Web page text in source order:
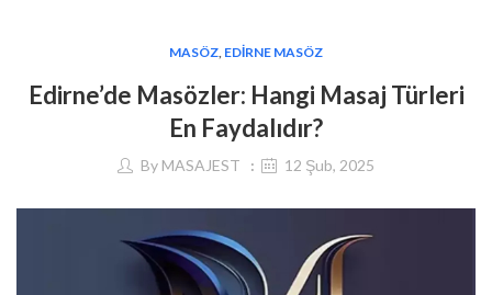
MASÖZ, EDIRNE MASÖZ
Edirne’de Masözler: Hangi Masaj Türleri
En Faydalıdır?
By MASAJEST 12 Şub, 2025